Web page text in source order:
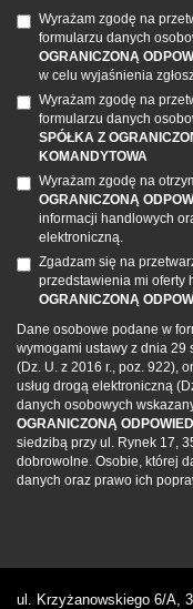
Wyrażam zgodę na
formularzu danych
OGRANICZONĄ
w celu wyjaśnienia
Wyrażam zgodę na
formularzu danych
SPÓŁKA Z
KOMANDYTOWA
Wyrażam zgodę na
OGRANICZONĄ
informacji handlowych
elektroniczną.
Zgadzam się na
przedstawienia mi oferty
OGRANICZONĄ
Dane osobowe podane w
wymogami ustawy z dnia 29
(Dz. U. z 2016 r., poz. 922),
usług drogą elektroniczną
danych osobowych
OGRANICZONĄ
siedzibą przy ul. Rynek 17,
dobrowolne. Osobie, której
danych oraz prawo ich
ul. Krzyżanowskiego 6/A,